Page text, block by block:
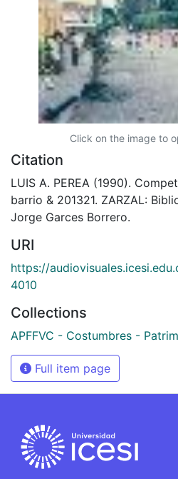
Click on the image to
Citation
LUIS A. PEREA (1990).
barrio & 201321. ZARZAL:
Jorge Garces Borrero.
URI
https://
4010
Collections
APFFVC - Costumbres -
Full item page